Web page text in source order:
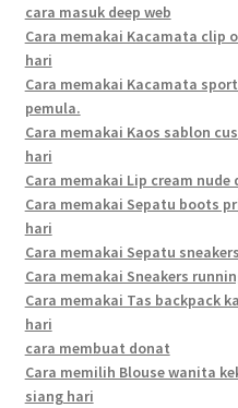
cara masuk deep web
Cara memakai Kacamata clip
hari
Cara memakai Kacamata
pemula.
Cara memakai Kaos sablon
hari
Cara memakai Lip cream nude
Cara memakai Sepatu boots
hari
Cara memakai Sepatu
Cara memakai Sneakers
Cara memakai Tas backpack
hari
cara membuat donat
Cara memilih Blouse wanita
siang hari